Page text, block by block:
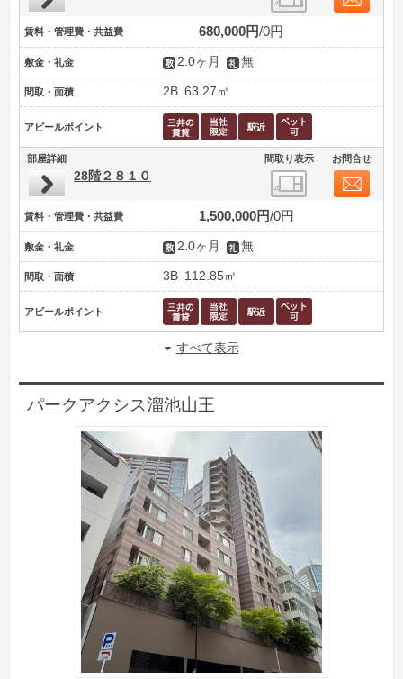
賃料・管理費・共益費 680,000円 0円
敷金・礼金 2.0ヶ月 無
間取・面積 2B 63.27㎡
アピールポイント
部屋詳細 間取り表示 お問合せ
28階２８１０
賃料・管理費・共益費 1,500,000円 0円
敷金・礼金 2.0ヶ月 無
間取・面積 3B 112.85㎡
アピールポイント
すべて表示
パークアクシス溜池山王